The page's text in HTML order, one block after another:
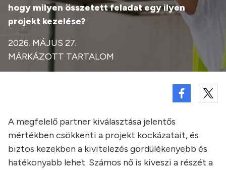
hogy milyen összetett feladat egy ilyen
projekt kezelése?
2026. MÁJUS 27.
MÁRKÁZOTT TARTALOM
A megfelelő partner kiválasztása jelentős
mértékben csökkenti a projekt kockázatait, és
biztos kezekben a kivitelezés gördülékenyebb és
hatékonyabb lehet. Számos nő is kiveszi a részét a